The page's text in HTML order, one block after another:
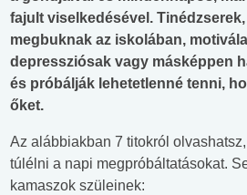
fajult viselkedésével.
megbuknak az iskolában,
depressziósak vagy másképpen
és próbálják lehetetlenné tenni,
őket.
Az alábbiakban 7 titokról
túlélni a napi megpróbáltatásokat.
kamaszok szüleinek: